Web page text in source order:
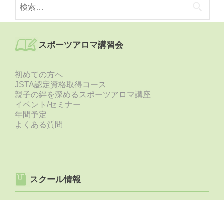
索:
スポーツアロマ講習会
初めての方へ
JSTA認定資格取得コース
親子の絆を深めるスポーツアロマ講座
イベント/セミナー
年間予定
よくある質問
スクール情報